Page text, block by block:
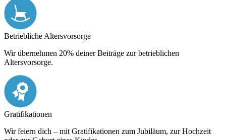
Betriebliche Altersvorsorge
Wir übernehmen 20% deiner Beiträge zur betrieblichen
Altersvorsorge.
Gratifikationen
Wir feiern dich – mit Gratifikationen zum Jubiläum, zur Hochzeit